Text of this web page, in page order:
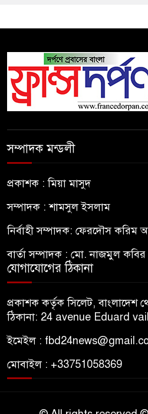
সম্পাদক মন্ডলী
প্রকাশক : মিয়া মাসুদ
সম্পাদক : শামসুল ইসলাম
নির্বাহী সম্পাদক: ফেরদৌস করিম
বার্তা সম্পাদক : মো. নাজমুল কবির
যোগাযোগের ঠিকানা
প্রকাশক কর্তৃক সিলেট, বাংলাদেশ
ঠিকানা: 24 avenue Eduard
ইমেইল :
মোবাইল : +33751058369